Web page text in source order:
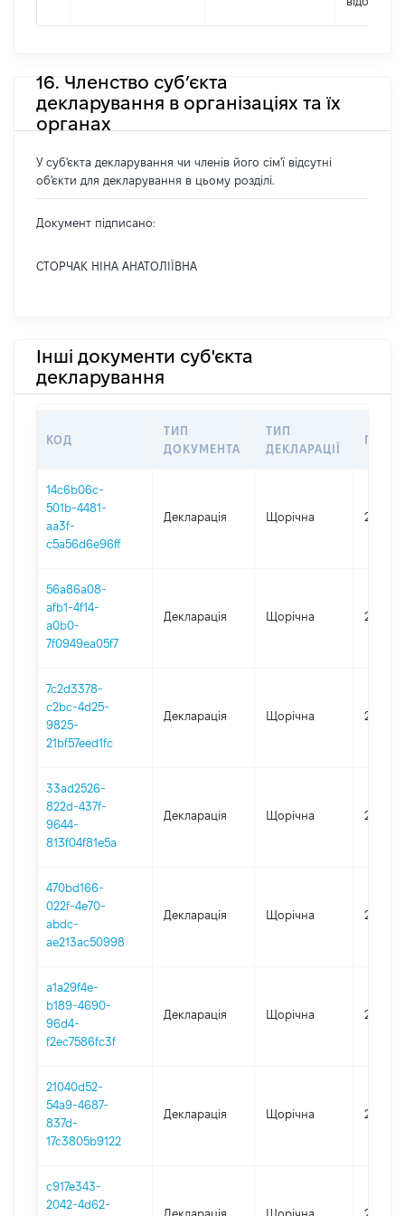
16. Членство суб’єкта
декларування в організаціях та їх
органах
У суб'єкта декларування чи членів його сім'ї відсутні
об'єкти для декларування в цьому розділі.
Документ підписано:
СТОРЧАК НІНА АНАТОЛІЇВНА
Інші документи суб'єкта
декларування
КОД
ТИП
ДОКУМЕНТА
ТИП
ДЕКЛАРАЦІЇ
14c6b06c-
501b-4481-
aa3f-
c5a56d6e96ff
Декларація Щорічна 2025
56a86a08-
afb1-4f14-
a0b0-
7f0949ea05f7
Декларація Щорічна 2024
7c2d3378-
c2bc-4d25-
9825-
21bf57eed1fc
Декларація Щорічна 2023
33ad2526-
822d-437f-
9644-
813f04f81e5a
Декларація Щорічна 2022
470bd166-
022f-4e70-
abdc-
ae213ac50998
Декларація Щорічна 2021
a1a29f4e-
b189-4690-
96d4-
f2ec7586fc3f
Декларація Щорічна 2020
21040d52-
54a9-4687-
837d-
17c3805b9122
Декларація Щорічна 2019
c917e343-
2042-4d62-
Декларація Щорічна 2018